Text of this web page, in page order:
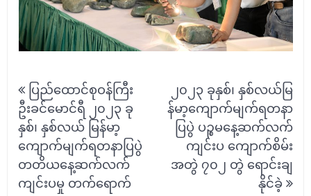
Post
navigation
ပြည်ထောင်စုဝန်ကြီး
ဦးခင်မောင်ရီ ၂၀၂၃ ခု
နှစ်၊ နှစ်လယ် မြန်မာ့
ကျောက်မျက်ရတနာပြပွဲ
တတိယနေ့ဆက်လက်
ကျင်းပမှု တက်ရောက်
၂၀၂၃ ခုနှစ်၊ နှစ်လယ်မြ
န်မာ့ကျောက်မျက်ရတနာ
ပြပွဲ ပဉ္စမနေ့ဆက်လက်
ကျင်းပ ကျောက်စိမ်း
အတွဲ ၇၀၂ တွဲ ရောင်းချ
နိုင်ခဲ့